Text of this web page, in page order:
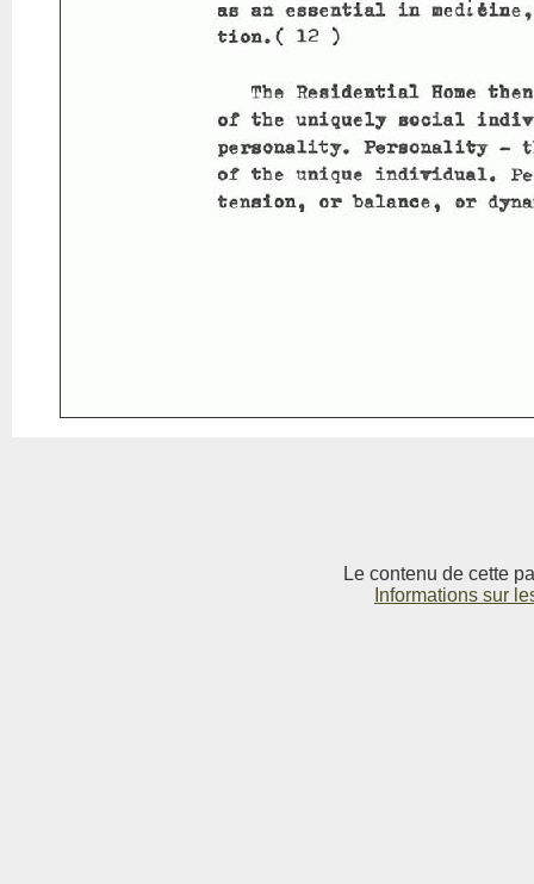
Le contenu de cette
Informations sur